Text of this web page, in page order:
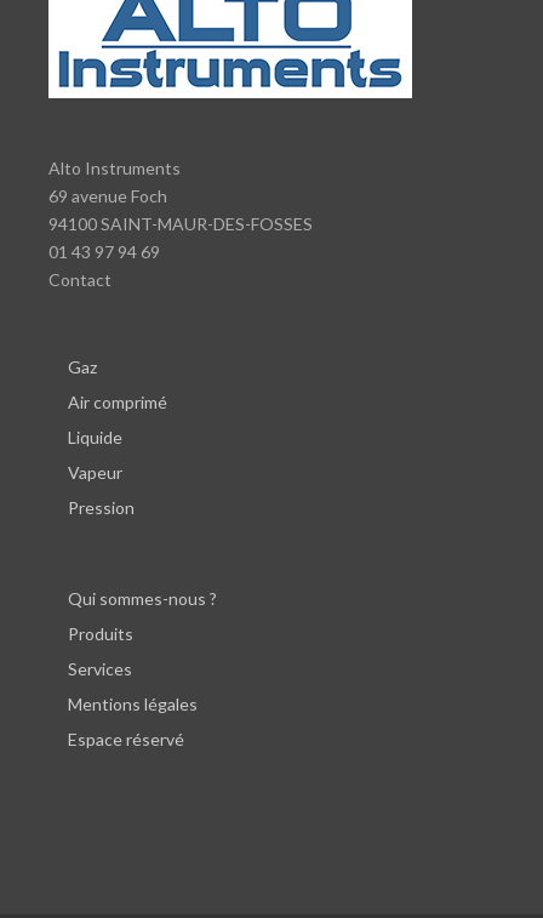
Alto Instruments
69 avenue Foch
94100 SAINT-MAUR-DES-FOSSES
01 43 97 94 69
Contact
Gaz
Air comprimé
Liquide
Vapeur
Pression
Qui sommes-nous ?
Produits
Services
Mentions légales
Espace réservé